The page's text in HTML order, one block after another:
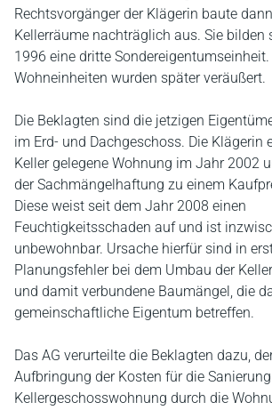
Rechtsvorgänger der Klägerin baute
Kellerräume nachträglich aus. Sie bilden
1996 eine dritte
Wohneinheiten wurden später veräußert.
Die Beklagten sind die jetzigen
im Erd- und Dachgeschoss. Die Klägerin
Keller gelegene Wohnung im Jahr 2002
der Sachmängelhaftung zu einem
Diese weist seit dem Jahr 2008 einen
Feuchtigkeitsschaden auf und ist
unbewohnbar. Ursache hierfür sind in
Planungsfehler bei dem Umbau der
und damit verbundene Baumängel, die
gemeinschaftliche Eigentum betreffen.
Das AG verurteilte die Beklagten dazu,
Aufbringung der Kosten für die
Kellergeschosswohnung durch die